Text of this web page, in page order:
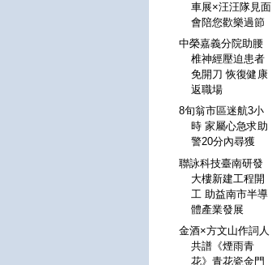
車展×汪汪隊見面
會陪您歡樂過節
中榮嘉義分院助腰
椎神經壓迫患者
免開刀 恢復健康
返職場
8旬翁市區迷航3小
時 家屬心急求助
警20分內尋獲
聯詠科技臺南研發
大樓新建工程開
工 助益南市半導
體產業發展
金酒×方文山作詞人
共譜《煙雨青
花》青花瓷金門